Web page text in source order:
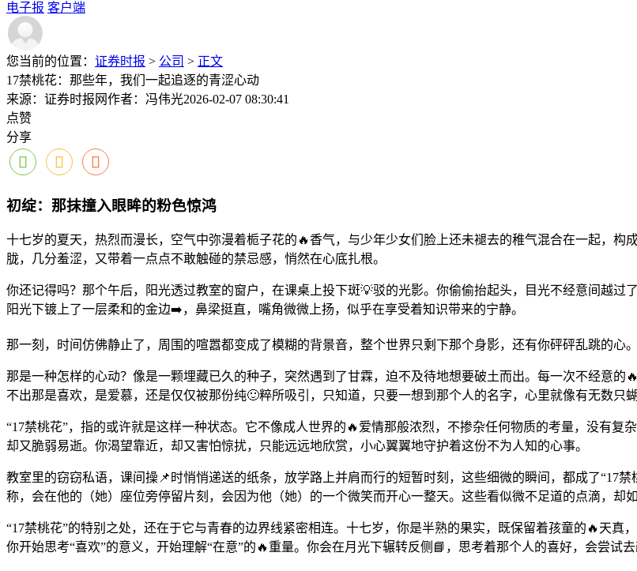
电子报 客户端
您当前的位置： 证券时报 > 公司 > 正文
17禁桃花：那些年，我们一起追逐的青涩心动
来源：证券时报网作者：冯伟光2026-02-07 08:30:41
点赞
分享
初绽：那抹撞入眼眸的粉色惊鸿
十七岁的夏天，热烈而漫长，空气中弥漫着栀子花的🔥香气，与少年少女们脸上还未褪去的稚气混合在一起，构
胧，几分羞涩，又带着一点点不敢触碰的禁忌感，悄然在心底扎根。
你还记得吗？那个午后，阳光透过教室的窗户，在课桌上投下斑💡驳的光影。你偷偷抬起头，目光不经意间越
阳光下镀上了一层柔和的金边➡️，鼻梁挺直，嘴角微微上扬，似乎在享受着知识带来的宁静。
那一刻，时间仿佛静止了，周围的喧嚣都变成了模糊的背景音，整个世界只剩下那个身影，还有你砰砰乱跳的心。
那是一种怎样的心动？像是一颗埋藏已久的种子，突然遇到了甘霖，迫不及待地想要破土而出。每一次不经意
不出那是喜欢，是爱慕，还是仅仅被那份纯🙂粹所吸引，只知道，只要一想到那个人的名字，心里就像有无数只
“17禁桃花”，指的或许就是这样一种状态。它不像成人世界的🔥爱情那般浓烈，不掺杂任何物质的考量，没有复
却又脆弱易逝。你渴望靠近，却又害怕惊扰，只能远远地欣赏，小心翼翼地守护着这份不为人知的心事。
教室里的窃窃私语，课间操📌时悄悄递送的纸条，放学路上并肩而行的短暂时刻，这些细微的瞬间，都成了“17
称，会在他的（她）座位旁停留片刻，会因为他（她）的一个微笑而开心一整天。这些看似微不足道的点滴，却
“17禁桃花”的特别之处，还在于它与青春的边界线紧密相连。十七岁，你是半熟的果实，既保留着孩童的🔥天
你开始思考“喜欢”的意义，开始理解“在意”的🔥重量。你会在月光下辗转反侧📘，思考着那个人的喜好，会尝试